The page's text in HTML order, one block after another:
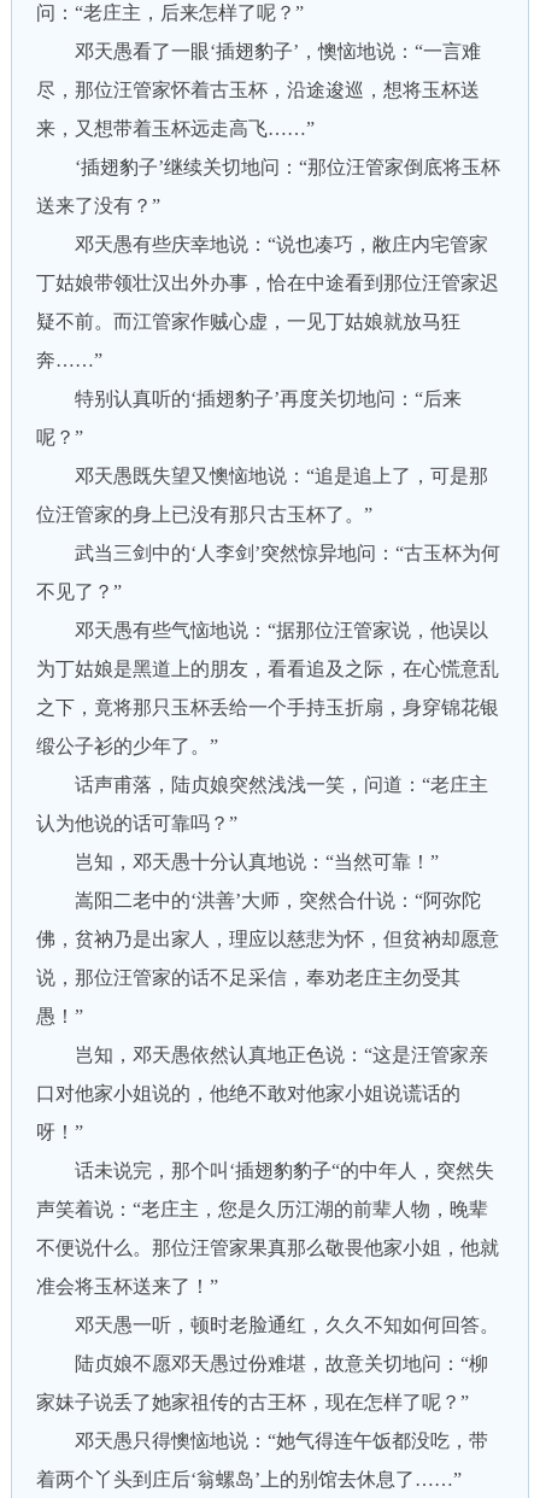
问：“老庄主，后来怎样了呢？”
邓天愚看了一眼‘插翅豹子’，懊恼地说：“一言难
尽，那位汪管家怀着古玉杯，沿途逡巡，想将玉杯送
来，又想带着玉杯远走高飞……”
‘插翅豹子’继续关切地问：“那位汪管家倒底将玉杯
送来了没有？”
邓天愚有些庆幸地说：“说也凑巧，敝庄内宅管家
丁姑娘带领壮汉出外办事，恰在中途看到那位汪管家迟
疑不前。而江管家作贼心虚，一见丁姑娘就放马狂
奔……”
特别认真听的‘插翅豹子’再度关切地问：“后来
呢？”
邓天愚既失望又懊恼地说：“追是追上了，可是那
位汪管家的身上已没有那只古玉杯了。”
武当三剑中的‘人李剑’突然惊异地问：“古玉杯为何
不见了？”
邓天愚有些气恼地说：“据那位汪管家说，他误以
为丁姑娘是黑道上的朋友，看看追及之际，在心慌意乱
之下，竟将那只玉杯丢给一个手持玉折扇，身穿锦花银
缎公子衫的少年了。”
话声甫落，陆贞娘突然浅浅一笑，问道：“老庄主
认为他说的话可靠吗？”
岂知，邓天愚十分认真地说：“当然可靠！”
嵩阳二老中的‘洪善’大师，突然合什说：“阿弥陀
佛，贫衲乃是出家人，理应以慈悲为怀，但贫衲却愿意
说，那位汪管家的话不足采信，奉劝老庄主勿受其
愚！”
岂知，邓天愚依然认真地正色说：“这是汪管家亲
口对他家小姐说的，他绝不敢对他家小姐说谎话的
呀！”
话未说完，那个叫‘插翅豹豹子“的中年人，突然失
声笑着说：“老庄主，您是久历江湖的前辈人物，晚辈
不便说什么。那位汪管家果真那么敬畏他家小姐，他就
准会将玉杯送来了！”
邓天愚一听，顿时老脸通红，久久不知如何回答。
陆贞娘不愿邓天愚过份难堪，故意关切地问：“柳
家妹子说丢了她家祖传的古王杯，现在怎样了呢？”
邓天愚只得懊恼地说：“她气得连午饭都没吃，带
着两个丫头到庄后‘翁螺岛’上的别馆去休息了……”